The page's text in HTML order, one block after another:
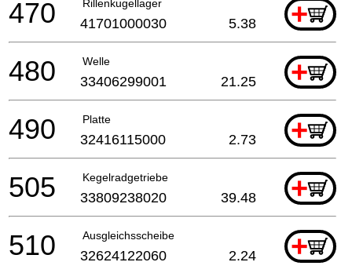
Rillenkugellager +
470 41701000030 5.38
Welle +
480 33406299001 21.25
Platte +
490 32416115000 2.73
Kegelradgetriebe +
505 33809238020 39.48
Ausgleichsscheibe +
510 32624122060 2.24